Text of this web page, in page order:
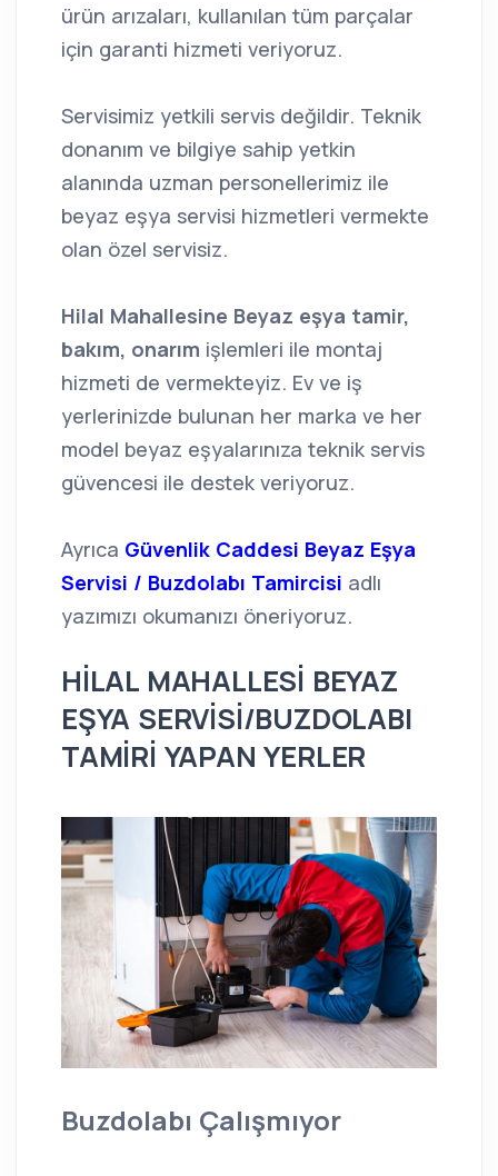
ürün arızaları, kullanılan tüm parçalar
için garanti hizmeti veriyoruz.
Servisimiz yetkili servis değildir. Teknik
donanım ve bilgiye sahip yetkin
alanında uzman personellerimiz ile
beyaz eşya servisi hizmetleri vermekte
olan özel servisiz.
Hilal Mahallesine Beyaz eşya tamir,
bakım, onarım işlemleri ile montaj
hizmeti de vermekteyiz. Ev ve iş
yerlerinizde bulunan her marka ve her
model beyaz eşyalarınıza teknik servis
güvencesi ile destek veriyoruz.
Ayrıca Güvenlik Caddesi Beyaz Eşya
Servisi / Buzdolabı Tamircisi adlı
yazımızı okumanızı öneriyoruz.
HİLAL MAHALLESİ BEYAZ
EŞYA SERVİSİ/BUZDOLABI
TAMİRİ YAPAN YERLER
Buzdolabı Çalışmıyor